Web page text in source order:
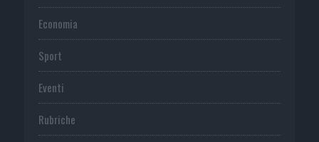
Economia
Sport
Eventi
Rubriche